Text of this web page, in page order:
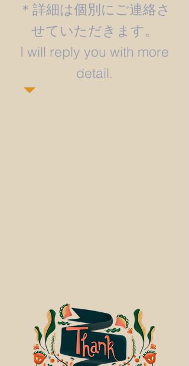
＊詳細は個別にご連絡さ
せていただきます。
​I will reply you with more
detail.